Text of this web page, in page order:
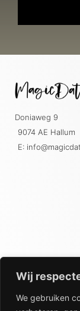
Wij
We gebruiken
Doniaweg 9
9074 AE Hallum
E:
CATALOGI
Workwear